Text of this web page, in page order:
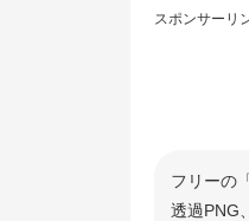
スポンサーリ
フリーの
透過PNG